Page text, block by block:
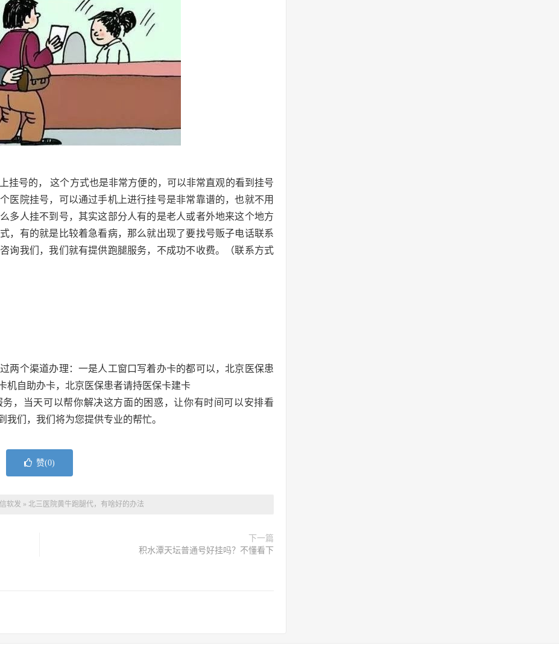
挂号的， 这个方式也是非常方便的，可以非常直观的看到挂号
医院挂号，可以通过手机上进行挂号是非常靠谱的，也就不用
多人挂不到号，其实这部分人有的是老人或者外地来这个地方
，有的就是比较着急看病，那么就出现了要找号贩子电话联系
询我们，我们就有提供跑腿服务，不成功不收费。（联系方式
两个渠道办理：一是人工窗口写着办卡的都可以，北京医保患
机自助办卡，北京医保患者请持医保卡建卡
，当天可以帮你解决这方面的困惑，让你有时间可以安排看
们，我们将为您提供专业的帮忙。
赞(0)
信软发 » 北三医院黄牛跑腿代，有啥好的办法
下一篇
积水潭天坛普通号好挂吗？不懂看下